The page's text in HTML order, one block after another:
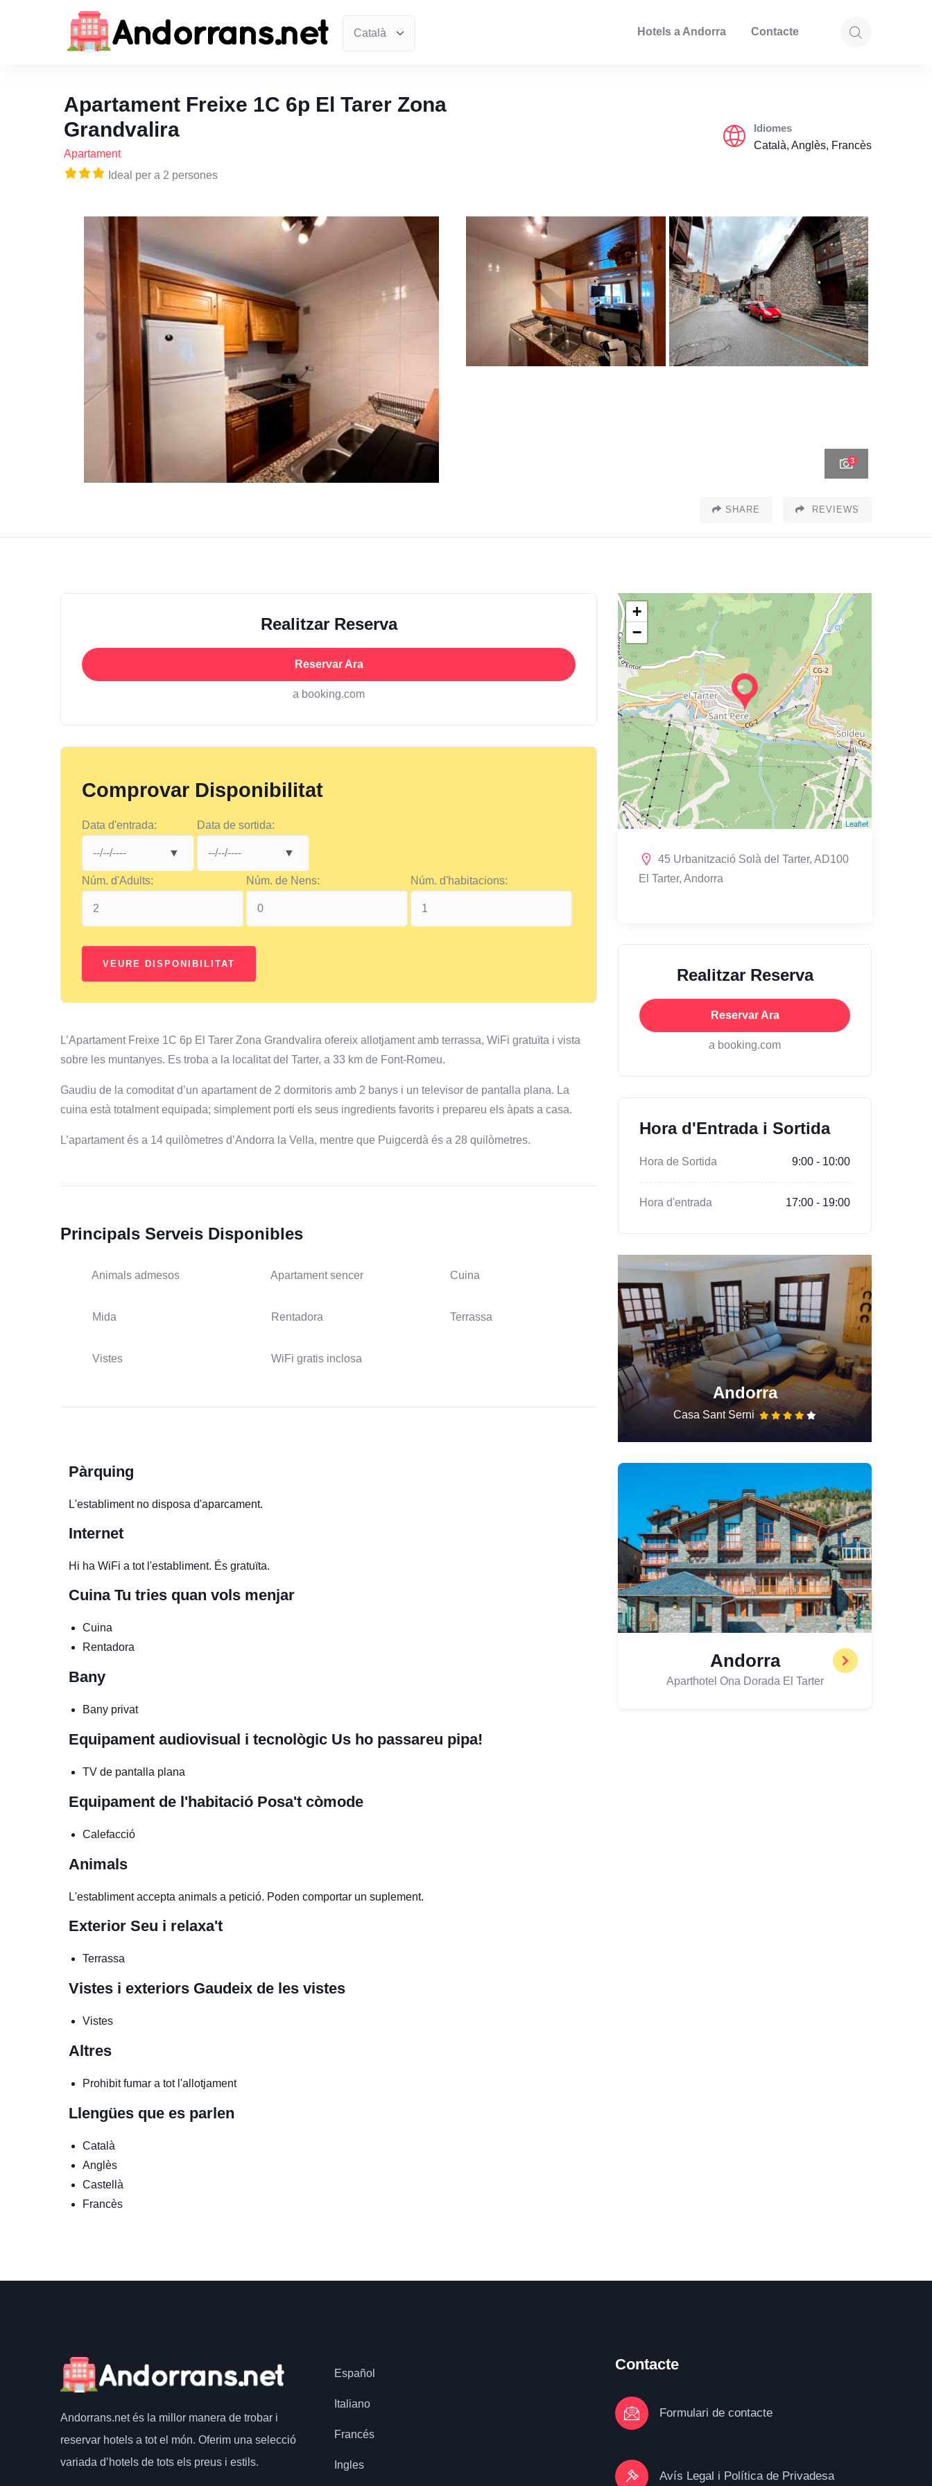
Hotels a Andorra Contacte
Apartament Freixe 1C 6p El Tarer Zona
Grandvalira
Apartament
Ideal per a 2 persones
Idiomes
Català, Anglès, Francès
3
SHARE REVIEWS
Realitzar Reserva
Reservar Ara
a booking.com
Comprovar Disponibilitat
Data d'entrada: Data de sortida:
Núm. d'Adults: Núm. de Nens: Núm. d'habitacions:
L’Apartament Freixe 1C 6p El Tarer Zona Grandvalira ofereix allotjament amb terrassa, WiFi gratuïta i vista
sobre les muntanyes. Es troba a la localitat del Tarter, a 33 km de Font-Romeu.
Gaudiu de la comoditat d’un apartament de 2 dormitoris amb 2 banys i un televisor de pantalla plana. La
cuina està totalment equipada; simplement porti els seus ingredients favorits i prepareu els àpats a casa.
L’apartament és a 14 quilòmetres d’Andorra la Vella, mentre que Puigcerdà és a 28 quilòmetres.
Principals Serveis Disponibles
Animals admesos Apartament sencer Cuina
Mida Rentadora Terrassa
Vistes WiFi gratis inclosa
Pàrquing
L'establiment no disposa d'aparcament.
Internet
Hi ha WiFi a tot l'establiment. És gratuïta.
Cuina Tu tries quan vols menjar
Cuina
Rentadora
Bany
Bany privat
Equipament audiovisual i tecnològic Us ho passareu pipa!
TV de pantalla plana
Equipament de l'habitació Posa't còmode
Calefacció
Animals
L'establiment accepta animals a petició. Poden comportar un suplement.
Exterior Seu i relaxa't
Terrassa
Vistes i exteriors Gaudeix de les vistes
Vistes
Altres
Prohibit fumar a tot l'allotjament
Llengües que es parlen
Català
Anglès
Castellà
Francès
+
−
Leaflet
45 Urbanització Solà del Tarter, AD100
El Tarter, Andorra
Realitzar Reserva
Reservar Ara
a booking.com
Hora d'Entrada i Sortida
Hora de Sortida 9:00 - 10:00
Hora d'entrada 17:00 - 19:00
Andorra
Casa Sant Serni
Andorra
Aparthotel Ona Dorada El Tarter
Andorrans.netés la millor manera de trobar i
reservar hotels a tot el món. Oferim una selecció
variada d’hotels de tots els preus i estils.
Español
Italiano
Francés
Ingles
Contacte
Formulari de contacte
Avís Legal i Política de Privadesa